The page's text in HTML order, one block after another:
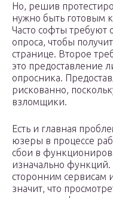
Но, решив
нужно быть готовым
Часто софты требуют
опроса, чтобы
странице. Второе
это предоставление
опросника.
рискованно,
взломщики.
Есть и главная
юзеры в процессе
сбои в
изначально
сторонним сервисам
значит, что